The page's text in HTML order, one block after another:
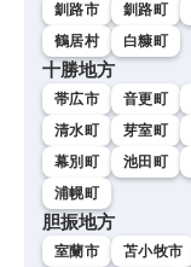
釧路市 釧路町
鶴居村
白糠町
十勝地方
帯広市 音更町
清水町
芽室町
幕別町
池田町
浦幌町
胆振地方
室蘭市 苫小牧市